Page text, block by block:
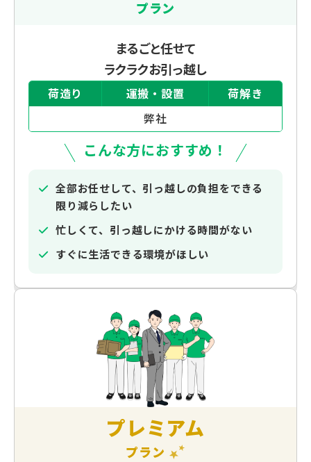
プラン
まるごと任せて
ラクラクお引っ越し
荷造り 運搬・設置
荷解き
弊社
こんな方におすすめ！
全部お任せして、引っ越しの負担をできる
限り減らしたい
忙しくて、引っ越しにかける時間がない
すぐに生活できる環境がほしい
プレミアム
プラン